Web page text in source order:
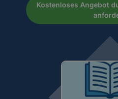
Kostenloses Angebot